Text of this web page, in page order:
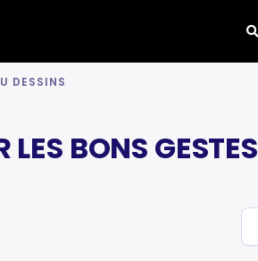
DESSINS
LES BONS GESTES